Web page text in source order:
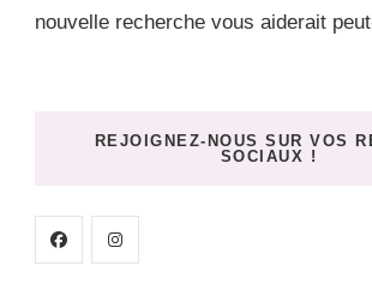
nouvelle recherche vous aiderait
REJOIGNEZ-NOUS SUR VOS
SOCIAUX !